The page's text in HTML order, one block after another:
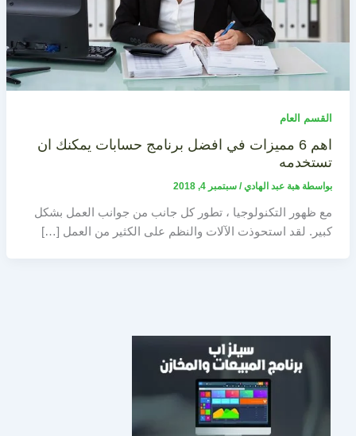
القسم العام
اهم 6 مميزات في افضل برنامج حسابات يمكنك ان
تستخدمه
بواسطة هبة عبد الهادي/ سبتمبر 4, 2018
مع ظهور التكنولوجيا ، تطور كل جانب من جوانب العمل بشكل
كبير. لقد استحوذت الآلات والنظم على الكثير من العمل […]